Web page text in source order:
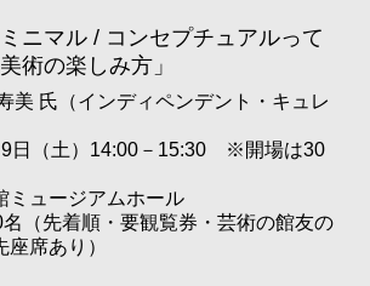
ニマル / コンセプチュアルって
術の楽しみ方」
美 氏（インディペンデント・キュレ
9日（土）14:00－15:30 ※開場は30
ミュージアムホール
（先着順・要観覧券・芸術の館友の
席あり）